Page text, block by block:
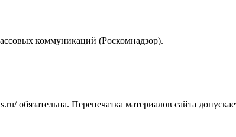
коммуникаций (Роскомнадзор).
Перепечатка материалов сайта